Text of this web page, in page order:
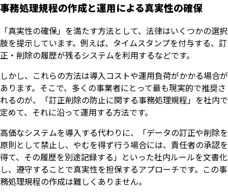
事務処理規程の作成と運用による真実性の確保
「真実性の確保」を満たす方法として、法律はいくつかの選択
肢を提示しています。例えば、タイムスタンプを付与する、訂
正・削除の履歴が残るシステムを利用するなどです。
しかし、これらの方法は導入コストや運用負荷がかかる場合が
あります。そこで、多くの事業者にとって最も現実的で推奨さ
れるのが、「訂正削除の防止に関する事務処理規程」を社内で
定めて、それに沿って運用する方法です。
高価なシステムを導入する代わりに、「データの訂正や削除を
原則として禁止し、やむを得ず行う場合には、責任者の承認を
得て、その履歴を別途記録する」といった社内ルールを文書化
し、遵守することで真実性を担保するアプローチです。この事
務処理規程の作成は難しくありません。